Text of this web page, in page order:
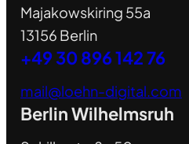
Majakowskiring 55a
13156 Berlin
+49 30 896 142 76
mail@loehn-digital.com
Berlin Wilhelmsruh